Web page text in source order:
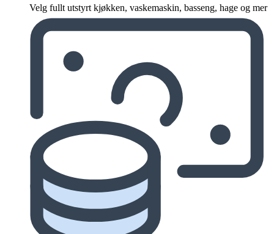
Velg fullt utstyrt kjøkken, vaskemaskin, basseng, hage og mer